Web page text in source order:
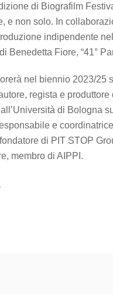
di Biografilm
non solo. In
indipendente
Benedetta Fiore, “41°
nel biennio 2023/25
regista e
di Bologna
e
di PIT STOP
membro di AIPPI.